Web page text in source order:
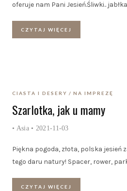
oferuje nam Pani Jesień.Śliwki..
CZYTAJ WIĘCEJ
CIASTA I DESERY NA IMPREZĘ
Szarlotka, jak u mamy
• Asia • 2021-11-03
Piękna pogoda, złota, polska jesień
tego daru natury! Spacer, rower,
CZYTAJ WIĘCEJ